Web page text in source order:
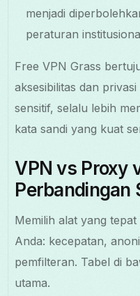
menjadi
peraturan
Free VPN Grass
aksesibilitas dan
sensitif, selalu lebih
kata sandi yang kuat
VPN vs Proxy
Perbandingan
Memilih alat yang
Anda: kecepatan,
pemfilteran. Tabel di
utama.